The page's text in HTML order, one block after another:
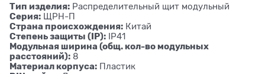
Тип изделия: Распределительный щит модульный
Серия: ЩРН-П
Страна происхождения: Китай
Степень защиты (IP): IP41
Модульная ширина (общ. кол-во модульных
расстояний): 8
Материал корпуса: Пластик